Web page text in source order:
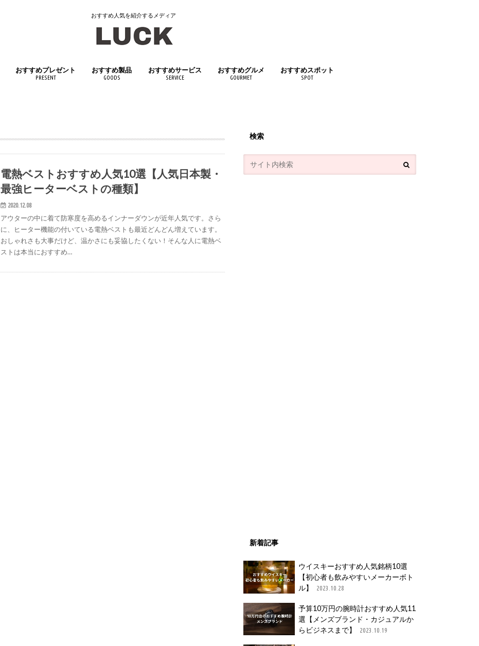
おすすめ人気を紹介するメディア
おすすめプレゼント
PRESENT
おすすめ製品
GOODS
おすすめサービス
SERVICE
おすすめグルメ
GOURMET
おすすめスポット
SPOT
電熱ベストおすすめ人気10選【人気日本製・
最強ヒーターベストの種類】
2020.12.08
アウターの中に着て防寒度を高めるインナーダウンが近年人気です。さら
に、ヒーター機能の付いている電熱ベストも最近どんどん増えています。
おしゃれさも大事だけど、温かさにも妥協したくない！そんな人に電熱ベ
ストは本当におすすめ…
検索
新着記事
ウイスキーおすすめ人気銘柄10選
【初心者も飲みやすいメーカーボト
ル】
2023.10.28
予算10万円の腕時計おすすめ人気11
選【メンズブランド・カジュアルか
らビジネスまで】
2023.10.19